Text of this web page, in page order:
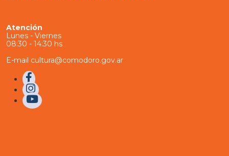
Atención
Lunes - Viernes
08:30 - 14:30 hs
E-mail cultura@comodoro.gov.ar